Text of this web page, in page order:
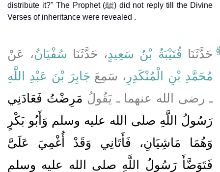
distribute it?" The Prophet (ﷺ) did not reply till the Divine
Verses of inheritance were revealed .
حَدَّثَنَا قُتَيْبَةُ بْنُ سَعِيدٍ، حَدَّثَنَا سُفْيَانُ، عَنْ
مُحَمَّدِ بْنِ الْمُنْكَدِرِ ، سَمِعَ جَابِرَ بْنَ عَبْدِ اللَّهِ
ـ رضى الله عنهما ـ يَقُولُ مَرِضْتُ فَعَادَنِي
رَسُولُ اللَّهِ صلى الله عليه وسلم وَأَبُو بَكْرٍ
وَهُمَا مَاشِيَانِ، فَأَتَانِي وَقَدْ أُغْمِيَ عَلَىَّ
فَتَوَضَّأَ رَسُولُ اللَّهِ صلى الله عليه وسلم